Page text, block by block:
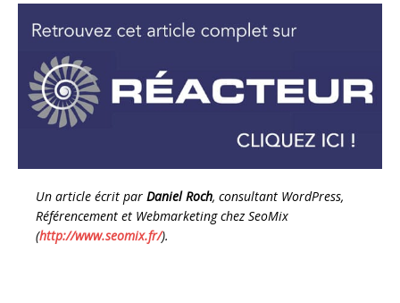
Un article écrit par Daniel Roch, consultant WordPress,
Référencement et Webmarketing chez SeoMix
(http://www.seomix.fr/).